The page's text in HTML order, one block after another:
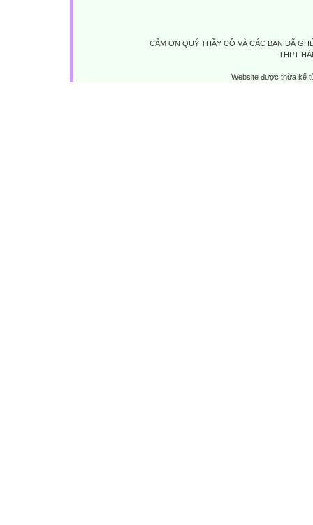
CẢM ƠN QUÝ THẦY CÔ VÀ CÁC BẠN ĐÃ
THPT
Website được thừa kế